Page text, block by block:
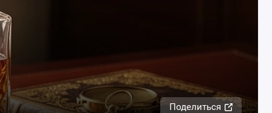
Поделиться